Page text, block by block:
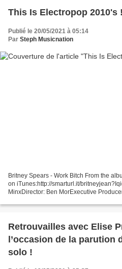
This Is Electropop 2010's !
Publié le 20/05/2021 à 05:14
Par Steph Musicnation
Britney Spears - Work Bitch From the
on iTunes:http://smarturl.it/
MinxDirector: Ben MorExecutive
Retrouvailles avec Elise
l’occasion de la parution
solo !